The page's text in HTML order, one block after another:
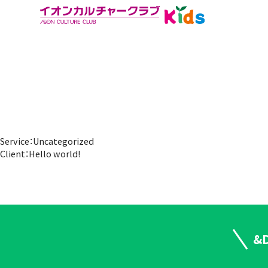
Service：Uncategorized
Client：Hello world!